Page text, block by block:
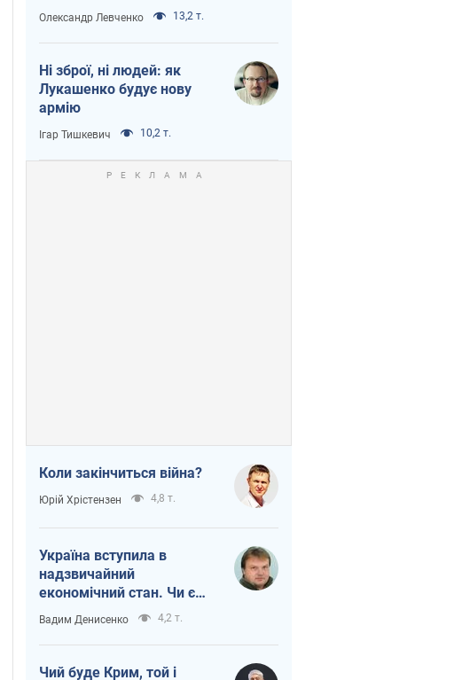
Олександр Левченко 13,2 т.
Ні зброї, ні людей: як
Лукашенко будує нову
армію
Ігар Тишкевич 10,2 т.
Коли закінчиться війна?
Юрій Хрістензен 4,8 т.
Україна вступила в
надзвичайний
економічний стан. Чи є
світло вкінці тунелю?
Вадим Денисенко 4,2 т.
Чий буде Крим, той і